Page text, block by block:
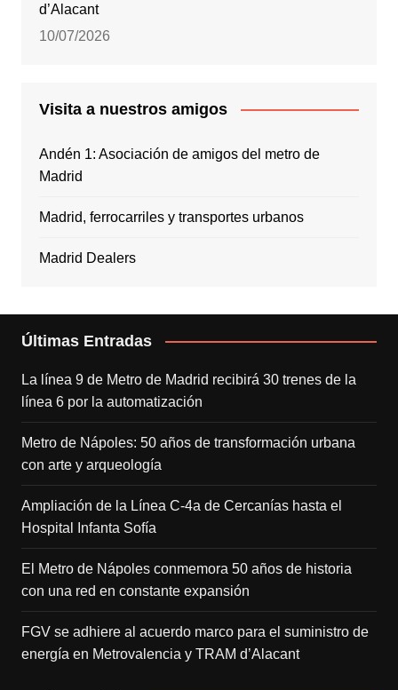
d’Alacant
10/07/2026
Visita a nuestros amigos
Andén 1: Asociación de amigos del metro de
Madrid
Madrid, ferrocarriles y transportes urbanos
Madrid Dealers
Últimas Entradas
La línea 9 de Metro de Madrid recibirá 30 trenes de la
línea 6 por la automatización
Metro de Nápoles: 50 años de transformación urbana
con arte y arqueología
Ampliación de la Línea C-4a de Cercanías hasta el
Hospital Infanta Sofía
El Metro de Nápoles conmemora 50 años de historia
con una red en constante expansión
FGV se adhiere al acuerdo marco para el suministro de
energía en Metrovalencia y TRAM d’Alacant